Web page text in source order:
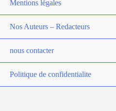
Mentions légales
Nos Auteurs – Redacteurs
nous contacter
Politique de confidentialite